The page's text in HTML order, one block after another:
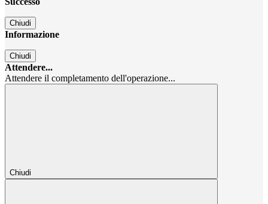
Chiudi
Informazione
Chiudi
Attendere...
Attendere il completamento dell'operazione...
Chiudi